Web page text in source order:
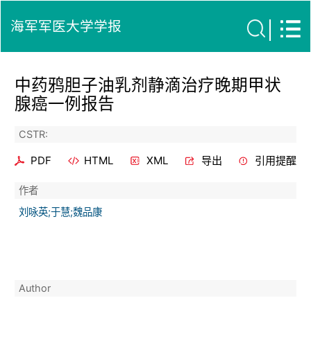
海军军医大学学报
中药鸦胆子油乳剂静滴治疗晚期甲状
腺癌一例报告
CSTR:
PDF HTML XML 导出 引用提醒
作者
刘咏英;于慧;魏品康
Author